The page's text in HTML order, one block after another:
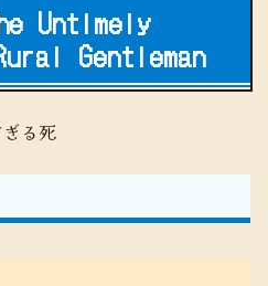
Untimely
Gentleman
る死